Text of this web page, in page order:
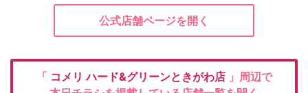
公式店舗ページを開く
「 コメリハード&グリーンときがわ店 」周辺で